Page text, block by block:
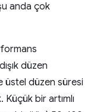
anda çok
düzen
üstel düzen süresi
Küçük bir artımlı